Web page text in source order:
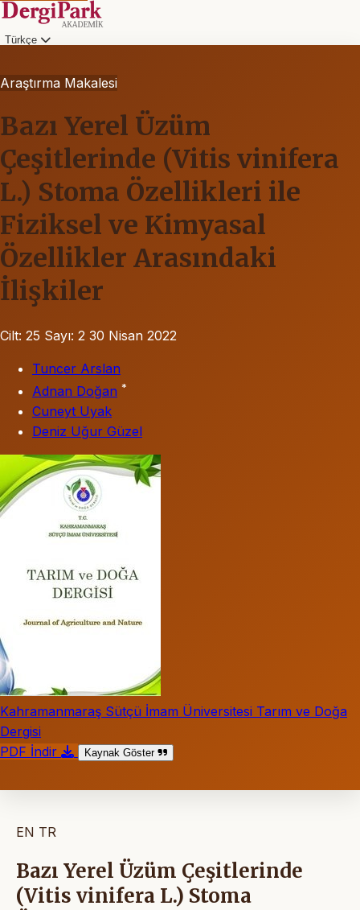
Türkçe
Araştırma Makalesi
Bazı Yerel Üzüm
Çeşitlerinde (Vitis vinifera
L.) Stoma Özellikleri ile
Fiziksel ve Kimyasal
Özellikler Arasındaki
İlişkiler
Cilt: 25 Sayı: 2 30 Nisan 2022
Tuncer Arslan
Adnan Doğan *
Cuneyt Uyak
Deniz Uğur Güzel
Kahramanmaraş Sütçü İmam Üniversitesi Tarım ve Doğa
Dergisi
PDF İndir
Kaynak Göster
EN TR
Bazı Yerel Üzüm Çeşitlerinde
(Vitis vinifera L.) Stoma